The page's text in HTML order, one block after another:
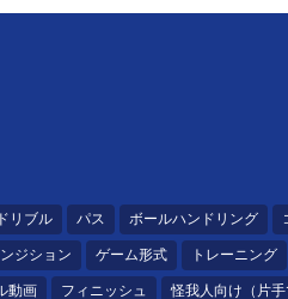
ドリブル パス ボールハンドリング
ンジション ゲーム形式 トレーニング
動画 フィニッシュ 怪我人向け（片手